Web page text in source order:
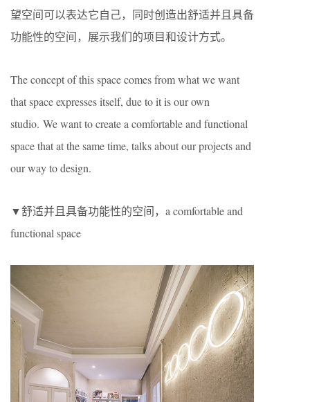
望空间可以表达它自己，同时创造出舒适并且具备
功能性的空间，展示我们的项目和设计方式。
The concept of this space comes from what we want
that space expresses itself, due to it is our own
studio. We want to create a comfortable and functional
space that at the same time, talks about our projects and
our way to design.
▼舒适并且具备功能性的空间，a comfortable and
functional space